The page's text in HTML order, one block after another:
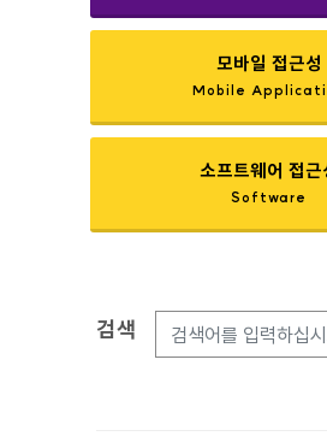
모바일 접근성
Mobile
소프트웨어 접근
Software
검색옵션
검색